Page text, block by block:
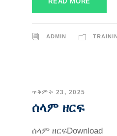
ADMIN
ጥቅምት 23, 2025
ሰላም ዘርፍ
ሰላም ዘርፍDownload